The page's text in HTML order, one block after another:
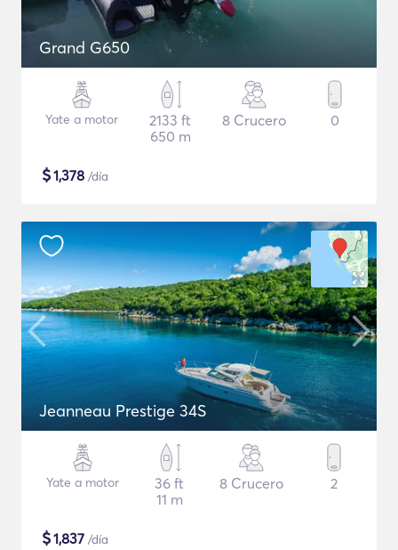
Grand G650
Yate a motor
2133 ft
650 m
8 Crucero 0
$1,378 /día
Jeanneau Prestige 34S
Yate a motor
36 ft
11 m
8 Crucero 2
$1,837 /día